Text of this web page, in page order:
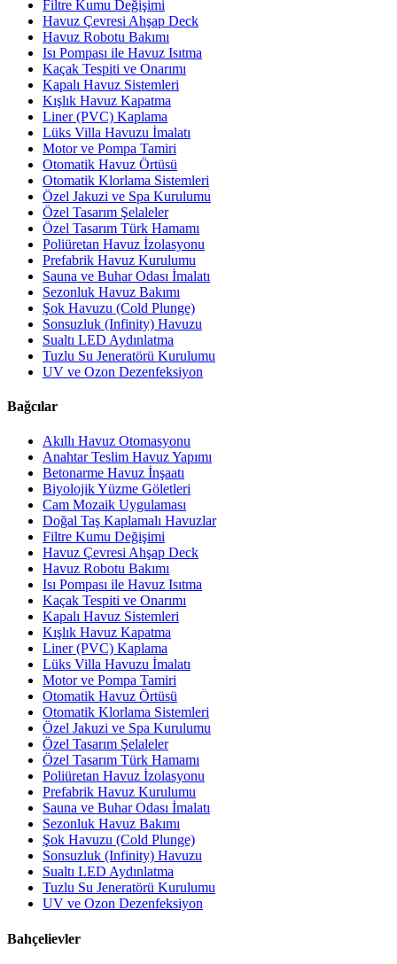
Filtre Kumu Değişimi
Havuz Çevresi Ahşap Deck
Havuz Robotu Bakımı
Isı Pompası ile Havuz Isıtma
Kaçak Tespiti ve Onarımı
Kapalı Havuz Sistemleri
Kışlık Havuz Kapatma
Liner (PVC) Kaplama
Lüks Villa Havuzu İmalatı
Motor ve Pompa Tamiri
Otomatik Havuz Örtüsü
Otomatik Klorlama Sistemleri
Özel Jakuzi ve Spa Kurulumu
Özel Tasarım Şelaleler
Özel Tasarım Türk Hamamı
Poliüretan Havuz İzolasyonu
Prefabrik Havuz Kurulumu
Sauna ve Buhar Odası İmalatı
Sezonluk Havuz Bakımı
Şok Havuzu (Cold Plunge)
Sonsuzluk (Infinity) Havuzu
Sualtı LED Aydınlatma
Tuzlu Su Jeneratörü Kurulumu
UV ve Ozon Dezenfeksiyon
Bağcılar
Akıllı Havuz Otomasyonu
Anahtar Teslim Havuz Yapımı
Betonarme Havuz İnşaatı
Biyolojik Yüzme Göletleri
Cam Mozaik Uygulaması
Doğal Taş Kaplamalı Havuzlar
Filtre Kumu Değişimi
Havuz Çevresi Ahşap Deck
Havuz Robotu Bakımı
Isı Pompası ile Havuz Isıtma
Kaçak Tespiti ve Onarımı
Kapalı Havuz Sistemleri
Kışlık Havuz Kapatma
Liner (PVC) Kaplama
Lüks Villa Havuzu İmalatı
Motor ve Pompa Tamiri
Otomatik Havuz Örtüsü
Otomatik Klorlama Sistemleri
Özel Jakuzi ve Spa Kurulumu
Özel Tasarım Şelaleler
Özel Tasarım Türk Hamamı
Poliüretan Havuz İzolasyonu
Prefabrik Havuz Kurulumu
Sauna ve Buhar Odası İmalatı
Sezonluk Havuz Bakımı
Şok Havuzu (Cold Plunge)
Sonsuzluk (Infinity) Havuzu
Sualtı LED Aydınlatma
Tuzlu Su Jeneratörü Kurulumu
UV ve Ozon Dezenfeksiyon
Bahçelievler